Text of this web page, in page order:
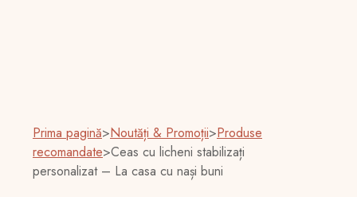
Prima pagină>Noutăți & Promoții>Produse
recomandate>Ceas cu licheni stabilizați
personalizat – La casa cu nași buni